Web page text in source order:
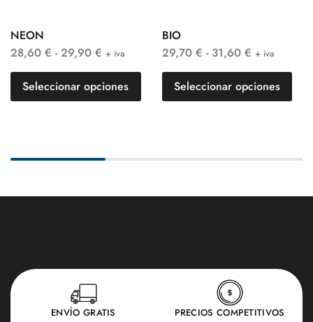
NEON
28,60 € - 29,90 € + iva
Seleccionar opciones
BIO
29,70 € - 31,60 € + iva
Seleccionar opciones
ENVÍO GRATIS PRECIOS COMPETITIVOS